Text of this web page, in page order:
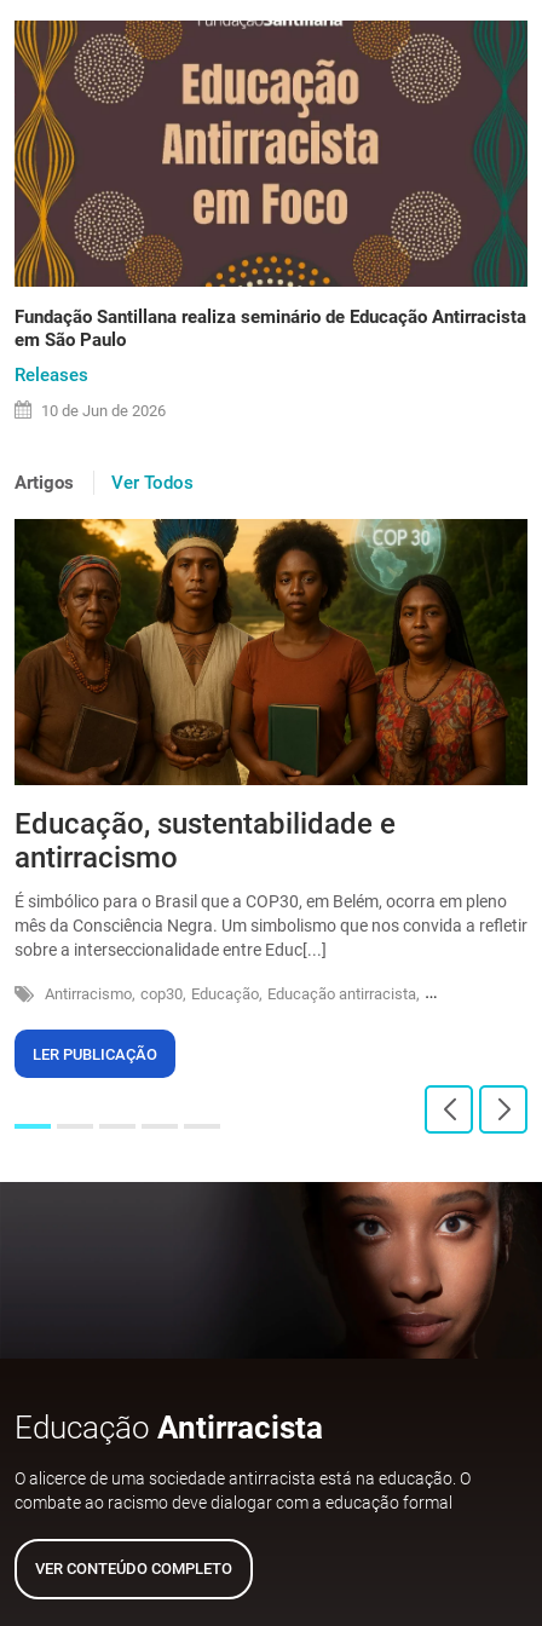
Fundação Santillana realiza seminário de Educação Antirracista
em São Paulo
Releases
10 de Jun de 2026
Artigos Ver Todos
Educação, sustentabilidade e
antirracismo
É simbólico para o Brasil que a COP30, em Belém, ocorra em pleno
mês da Consciência Negra. Um simbolismo que nos convida a refletir
sobre a interseccionalidade entre Educ[...]
Antirracismo, cop30, Educação, Educação antirracista, Sustentabilidade
LER PUBLICAÇÃO
Educação Antirracista
O alicerce de uma sociedade antirracista está na educação. O
combate ao racismo deve dialogar com a educação formal
VER CONTEÚDO COMPLETO